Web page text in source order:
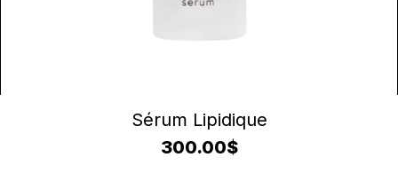
AJOUTER AU PANIER
Sérum Lipidique
300.00$